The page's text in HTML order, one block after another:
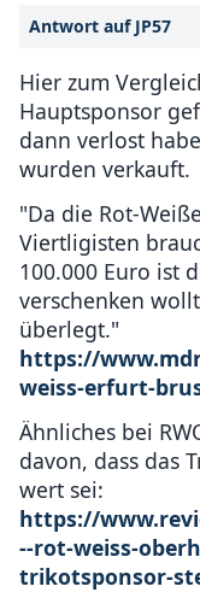
Antwort auf JP57
Hier zum
Hauptsponsor
dann verlost
wurden verkauft.
"Da die Rot-
Viertligisten
100.000 Euro ist
verschenken
überlegt."
https://
weiss-erfurt-
Ähnliches bei
davon, dass das
wert sei:
https://
--rot-weiss-
trikotsponsor-